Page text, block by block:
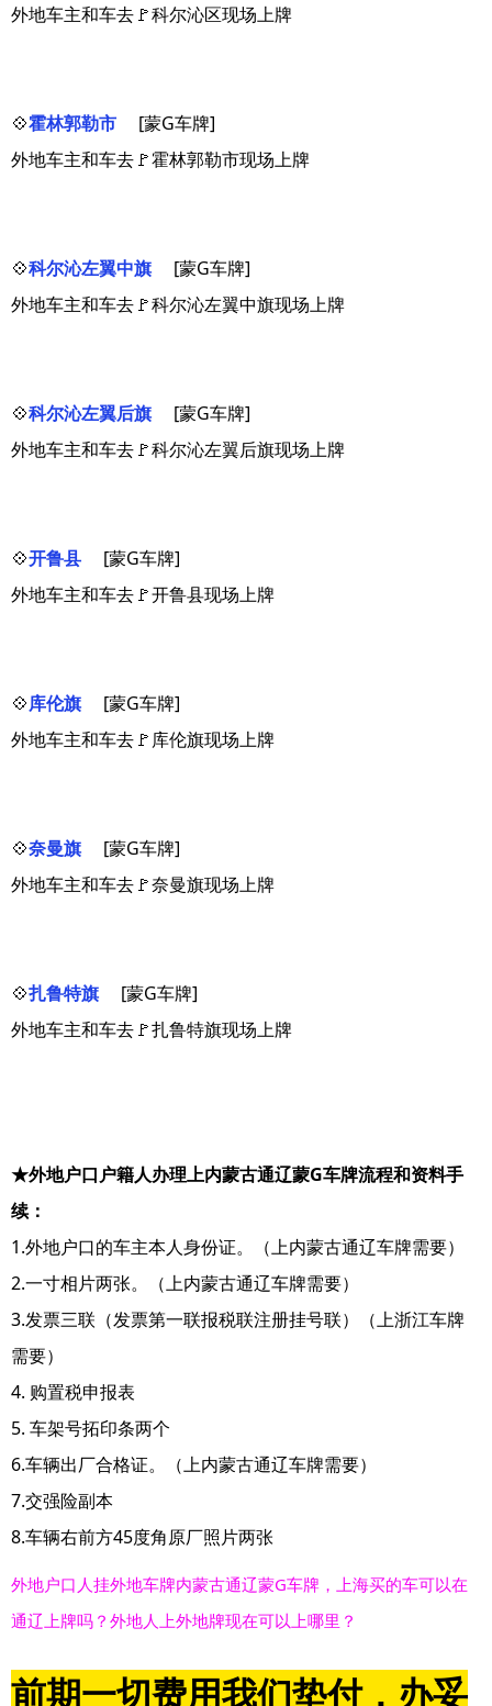
外地车主和车去🚩科尔沁区现场上牌
💠霍林郭勒市
[蒙G车牌]
外地车主和车去🚩霍林郭勒市现场上牌
💠科尔沁左翼中旗
[蒙G车牌]
外地车主和车去🚩科尔沁左翼中旗现场上牌
💠科尔沁左翼后旗
[蒙G车牌]
外地车主和车去🚩科尔沁左翼后旗现场上牌
💠开鲁县
[蒙G车牌]
外地车主和车去🚩开鲁县现场上牌
💠库伦旗
[蒙G车牌]
外地车主和车去🚩库伦旗现场上牌
💠奈曼旗
[蒙G车牌]
外地车主和车去🚩奈曼旗现场上牌
💠扎鲁特旗
[蒙G车牌]
外地车主和车去🚩扎鲁特旗现场上牌
★外地户口户籍人办理上内蒙古通辽蒙G车牌流程和资料手
续：
1.外地户口的车主本人身份证。（上内蒙古通辽车牌需要）
2.一寸相片两张。（上内蒙古通辽车牌需要）
3.发票三联（发票第一联报税联注册挂号联）（上浙江车牌
需要）
4. 购置税申报表
5. 车架号拓印条两个
6.车辆出厂合格证。（上内蒙古通辽车牌需要）
7.交强险副本
8.车辆右前方45度角原厂照片两张
外地户口人挂外地车牌内蒙古通辽蒙G车牌，上海买的车可以在
通辽上牌吗？外地人上外地牌现在可以上哪里？
前期一切费用我们垫付，办妥